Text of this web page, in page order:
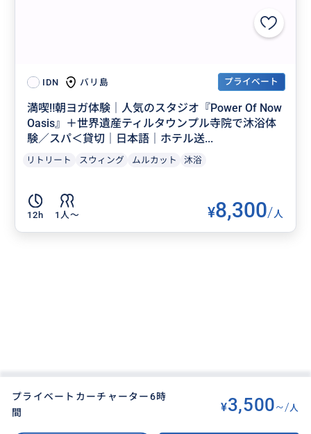
IDN バリ島 プライベート
満喫‼️朝ヨガ体験｜人気のスタジオ『Power Of Now
Oasis』＋世界遺産ティルタウンプル寺院で沐浴体
験／スパ＜貸切｜日本語｜ホテル送...
リトリート スウィング ムルカット 沐浴
12h 1人〜 ¥8,300/人
プライベートカーチャーター6時
間
¥3,500~/人